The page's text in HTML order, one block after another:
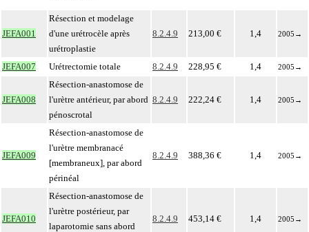
JEFA001
Résection et modelage
d'une urétrocèle après
urétroplastie
8.2.4.9 213,00 € 1,4 2005 →
JEFA007 Urétrectomie totale 8.2.4.9 228,95 € 1,4 2005 →
JEFA008
Résection-anastomose de
l'urètre antérieur, par abord
pénoscrotal
8.2.4.9 222,24 € 1,4 2005 →
JEFA009
Résection-anastomose de
l'urètre membranacé
[membraneux], par abord
périnéal
8.2.4.9 388,36 € 1,4 2005 →
JEFA010
Résection-anastomose de
l'urètre postérieur, par
laparotomie sans abord
8.2.4.9 453,14 € 1,4 2005 →